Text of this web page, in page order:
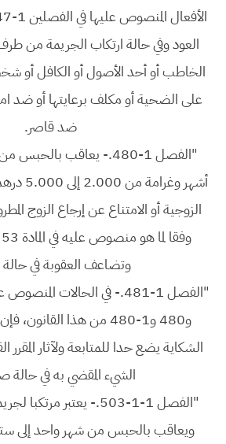
العود وفي حالة ارتكاب الجريمة من
الخاطب أو أحد الأصول أو الكافل أو
على الضحية أو مكلف برعايتها أو ضد
ضد قاصر.
"الفصل 1-480.- يعاقب
أشهر
الزوجية أو الامتناع عن إرجاع الزوج
وتضاعف العقوبة في حالة
و480 و1-480 من هذا
الشكاية يضع حدا للمتابعة ولآثار
الشيء المقضي به في حالة
"الفصل 1-1-503.- يعتبر
ويعاقب بالحبس من شهر واحد إلى